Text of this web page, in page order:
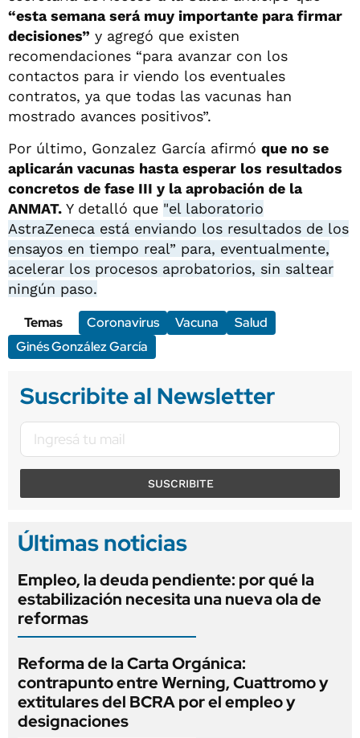
“esta semana será muy importante para firmar
decisiones” y agregó que existen
recomendaciones “para avanzar con los
contactos para ir viendo los eventuales
contratos, ya que todas las vacunas han
mostrado avances positivos”.
Por último, Gonzalez García afirmó que no se
aplicarán vacunas hasta esperar los resultados
concretos de fase III y la aprobación de la
ANMAT. Y detalló que "el laboratorio
AstraZeneca está enviando los resultados de los
ensayos en tiempo real” para, eventualmente,
acelerar los procesos aprobatorios, sin saltear
ningún paso.
Temas
Coronavirus Vacuna
Salud
Ginés González García
Suscribite al Newsletter
SUSCRIBITE
Últimas noticias
Empleo, la deuda pendiente: por qué la
estabilización necesita una nueva ola de
reformas
Reforma de la Carta Orgánica:
contrapunto entre Werning, Cuattromo y
extitulares del BCRA por el empleo y
designaciones